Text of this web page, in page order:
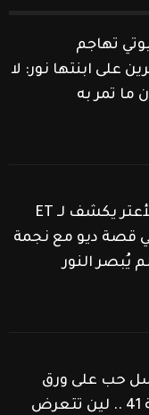
تهاجم
على ابنتها نور: لا
ما تمر به
أيمن الأعتر يكشف لـ ET
قصة ديو مع نجمة
يُبصر النور
حب على ورق
الحلقة 41 .. لين تتعرض